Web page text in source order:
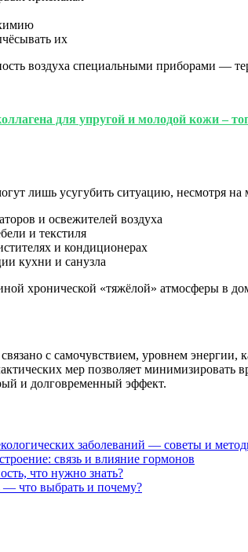
их
воздуха специальными приборами —
для упругой и молодой кожи –
лишь усугубить ситуацию, несмотря
и освежителей воздуха
и текстиля
и кондиционерах
кухни и санузла
хронической «тяжёлой» атмосферы в
с самочувствием, уровнем
мер позволяет минимизировать
и долговременный эффект.
заболеваний — советы и
связь и влияние гормонов
что нужно знать?
что выбрать и почему?